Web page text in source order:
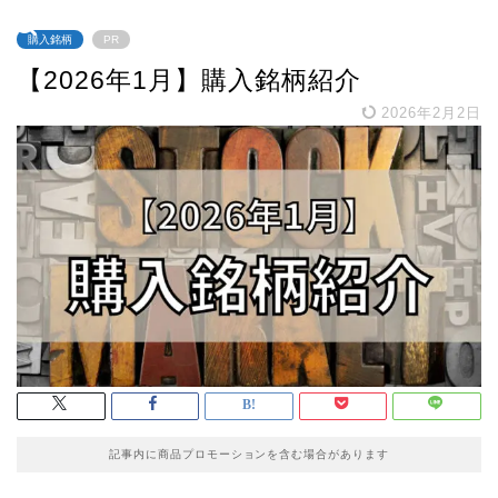
購入銘柄 PR
【2026年1月】購入銘柄紹介
2026年2月2日
記事内に商品プロモーションを含む場合があります